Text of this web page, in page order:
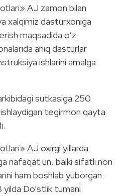
AJ zamon bilan
xalqimiz dasturxoniga
maqsadida o‘z
aniq dasturlar
ishlarini amalga
sutkasiga 250
tegirmon qayta
AJ oxirgi yillarda
nafaqat un, balki sifatli non
ham boshlab yuborgan.
Do‘stlik tumani